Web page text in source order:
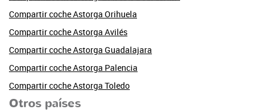
Compartir coche Astorga Orihuela
Compartir coche Astorga Avilés
Compartir coche Astorga Guadalajara
Compartir coche Astorga Palencia
Compartir coche Astorga Toledo
Otros países